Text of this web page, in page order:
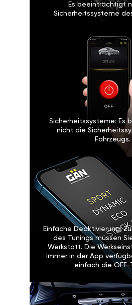
Es beeinträchtigt
Sicherheitssysteme
Sicherheitssysteme: Es
nicht die
Fahrzeugs.
Einfache Deaktivierung:
des Tunings müssen
Werkstatt. Die
immer in der App
einfach die OFF-